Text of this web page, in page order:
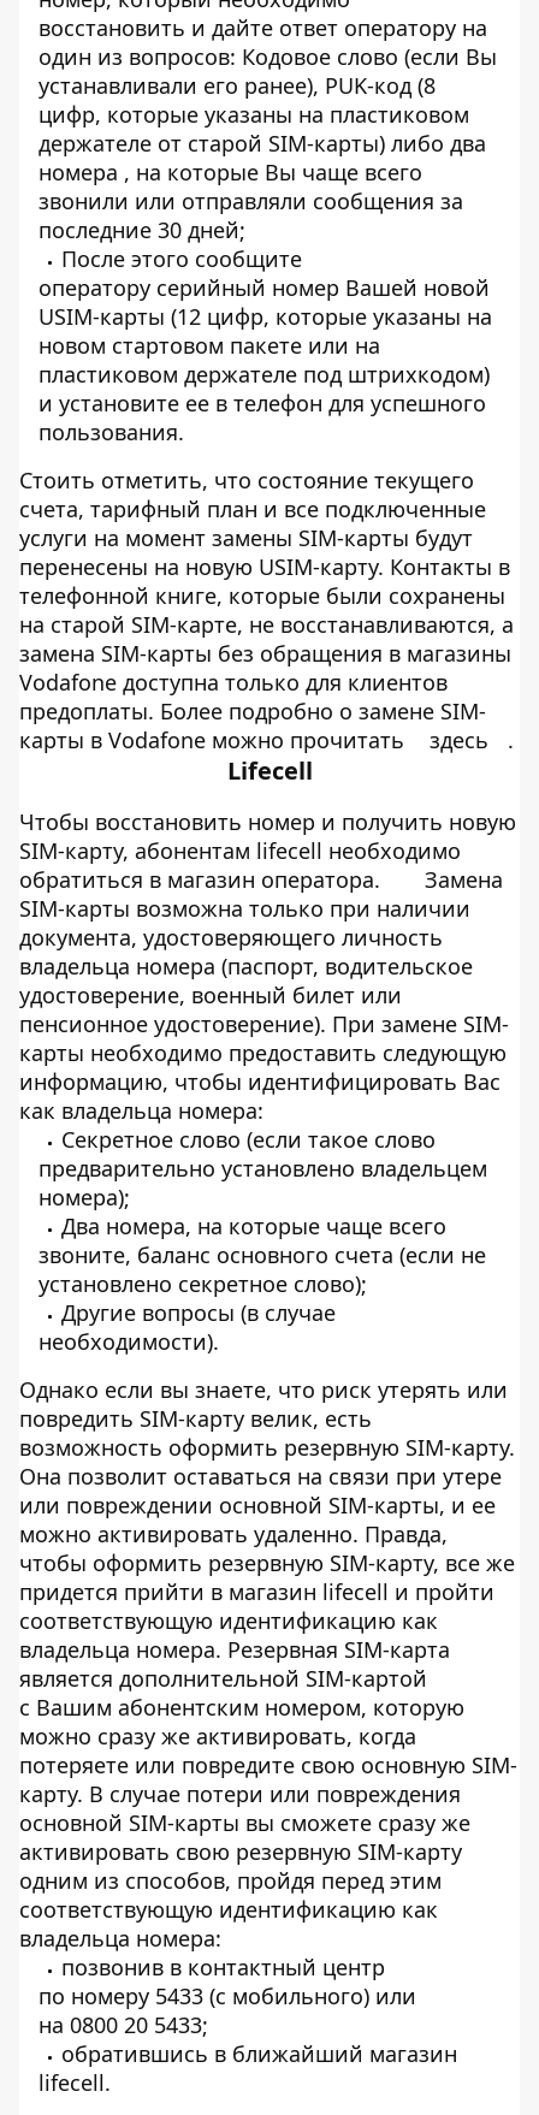
восстановить и дайте ответ оператору на
один из вопросов: Кодовое слово (если Bы
устанавливали его ранее), PUK-код (8
цифр, которые указаны на пластиковом
держателе от старой SIM-карты) либо два
номера , на которые Вы чаще всего
звонили или отправляли сообщения за
последние 30 дней;
После этого сообщите
оператору серийный номер Вашей новой
USIM-карты (12 цифр, которые указаны на
новом стартовом пакете или на
пластиковом держателе под штрихкодом)
и установите ее в телефон для успешного
пользования.
Стоить отметить, что состояние текущего
счета, тарифный план и все подключенные
услуги на момент замены SIM-карты будут
перенесены на новую USIM-карту. Контакты в
телефонной книге, которые были сохранены
на старой SIM-карте, не восстанавливаются, а
замена SIM-карты без обращения в магазины
Vodafone доступна только для клиентов
предоплаты. Более подробно о замене SIM-
карты в Vodafone можно прочитать
здесь .
Lifecell
Чтобы восстановить номер и получить новую
SIM-карту, абонентам lifecell необходимо
обратиться в магазин оператора.
Замена
SIM-карты возможна только при наличии
документа, удостоверяющего личность
владельца номера (паспорт, водительское
удостоверение, военный билет или
пенсионное удостоверение). При замене SIM-
карты необходимо предоставить следующую
информацию, чтобы идентифицировать Вас
как владельца номера:
Секретное слово (если такое слово
предварительно установлено владельцем
номера);
Два номера, на которые чаще всего
звоните, баланс основного счета (если не
установлено секретное слово);
Другие вопросы (в случае
необходимости).
Однако если вы знаете, что риск утерять или
повредить SIM-карту велик, есть
возможность оформить резервную SIM-карту.
Она позволит оставаться на связи при утере
или повреждении основной SIM-карты, и ее
можно активировать удаленно. Правда,
чтобы оформить резервную SIM-карту, все же
придется прийти в магазин lifecell и пройти
соответствующую идентификацию как
владельца номера. Резервная SIM-карта
является дополнительной SIM-картой
с Вашим абонентским номером, которую
можно сразу же активировать, когда
потеряете или повредите свою основную SIM-
карту. В случае потери или повреждения
основной SIM-карты вы сможете сразу же
активировать свою резервную SIM-карту
одним из способов, пройдя перед этим
соответствующую идентификацию как
владельца номера:
позвонив в контактный центр
по номеру 5433 (с мобильного) или
на 0800 20 5433;
обратившись в ближайший магазин
lifecell.